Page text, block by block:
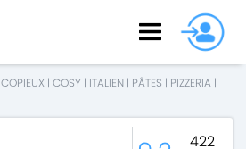
COPIEUX | COSY | ITALIEN | PÂTES | PIZZERIA |
422